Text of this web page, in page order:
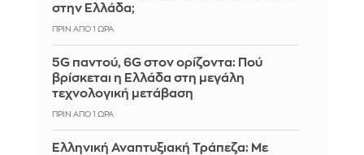
στην Ελλάδα;
ΠΡΙΝ ΑΠΌ 1 ΏΡΑ
5G παντού, 6G στον ορίζοντα: Πού
βρίσκεται η Ελλάδα στη μεγάλη
τεχνολογική μετάβαση
ΠΡΙΝ ΑΠΌ 1 ΏΡΑ
Ελληνική Αναπτυξιακή Τράπεζα: Με